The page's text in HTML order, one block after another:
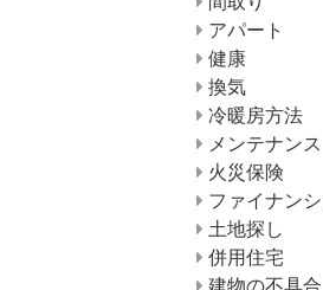
アパート
健康
換気
冷暖房方法
メンテナンス
火災保険
ファイナン
土地探し
併用住宅
建物の不具合